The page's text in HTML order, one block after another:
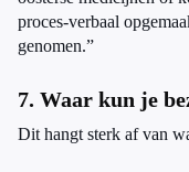
proces-verbaal
genomen.”
7. Waar kun je
Dit hangt sterk af van